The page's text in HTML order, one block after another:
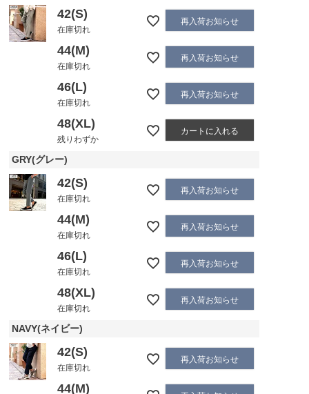
42(S)
在庫切れ
再入荷お知らせ
44(M)
在庫切れ
再入荷お知らせ
46(L)
在庫切れ
再入荷お知らせ
48(XL)
残りわずか
カートに入れる
GRY(グレー)
42(S)
在庫切れ
再入荷お知らせ
44(M)
在庫切れ
再入荷お知らせ
46(L)
在庫切れ
再入荷お知らせ
48(XL)
在庫切れ
再入荷お知らせ
NAVY(ネイビー)
42(S)
在庫切れ
再入荷お知らせ
44(M)